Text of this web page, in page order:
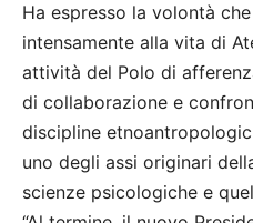
Ha espresso la volontà
intensamente alla vita di
attività del Polo di
di collaborazione e
discipline
uno degli assi originari
scienze psicologiche e